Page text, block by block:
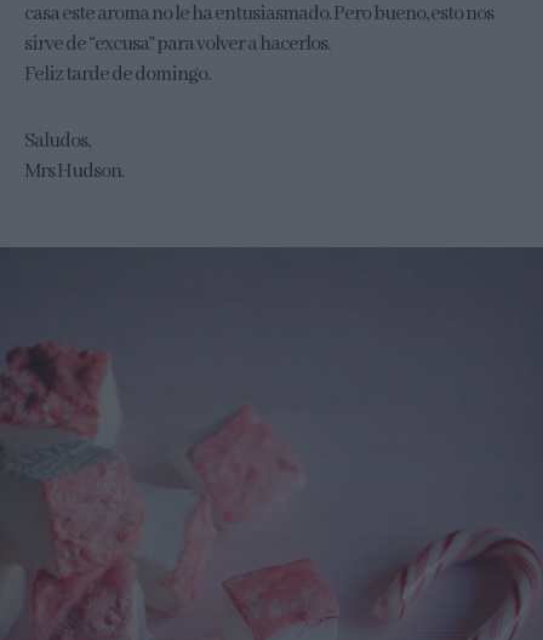
casa este aroma no le ha entusiasmado. Pero bueno, esto nos
sirve de “excusa” para volver a hacerlos.
Feliz tarde de domingo.
Saludos,
Mrs Hudson.